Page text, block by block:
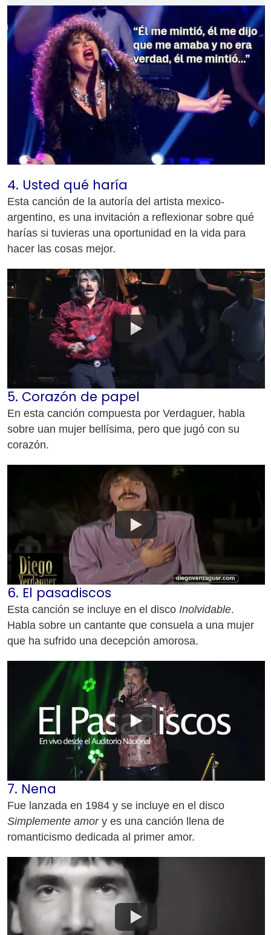
4. Usted qué haría
Esta canción de la autoría del artista mexico-
argentino, es una invitación a reflexionar sobre qué
harías si tuvieras una oportunidad en la vida para
hacer las cosas mejor.
5. Corazón de papel
En esta canción compuesta por Verdaguer, habla
sobre uan mujer bellísima, pero que jugó con su
corazón.
6. El pasadiscos
Esta canción se incluye en el disco Inolvidable.
Habla sobre un cantante que consuela a una mujer
que ha sufrido una decepción amorosa.
7. Nena
Fue lanzada en 1984 y se incluye en el disco
Simplemente amory es una canción llena de
romanticismo dedicada al primer amor.